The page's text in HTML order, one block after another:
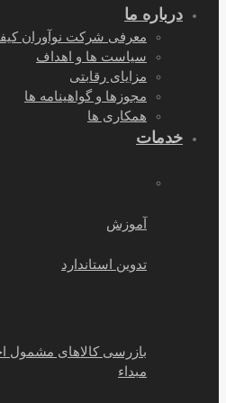
درباره ما
معرفی شرکت نوآوران
سیاست ها و اهداف
مزایای رقابتی
مجوزها و گواهینامه ها
همکاری ها
خدمات
آموزش
تدوین استاندارد
بازرسی کالاهای مشمول
مبداء